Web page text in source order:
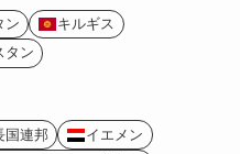
ン
キルギス
タン
国連邦
イエメン